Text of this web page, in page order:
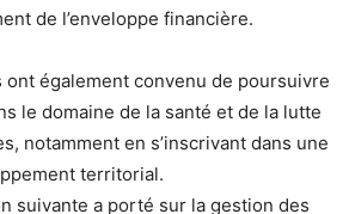
de l’enveloppe financière.
également convenu de poursuivre
le domaine de la santé et de la lutte
notamment en s’inscrivant dans une
territorial.
suivante a porté sur la gestion des